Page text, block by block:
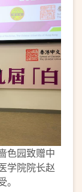
色园致赠中
学院院长赵